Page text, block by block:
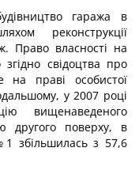
гаража в
реконструкції
Право власності на
свідоцтва про
на праві особистої
у 2007 році
вищенаведеного
другого поверху, в
збільшилась з 57,6